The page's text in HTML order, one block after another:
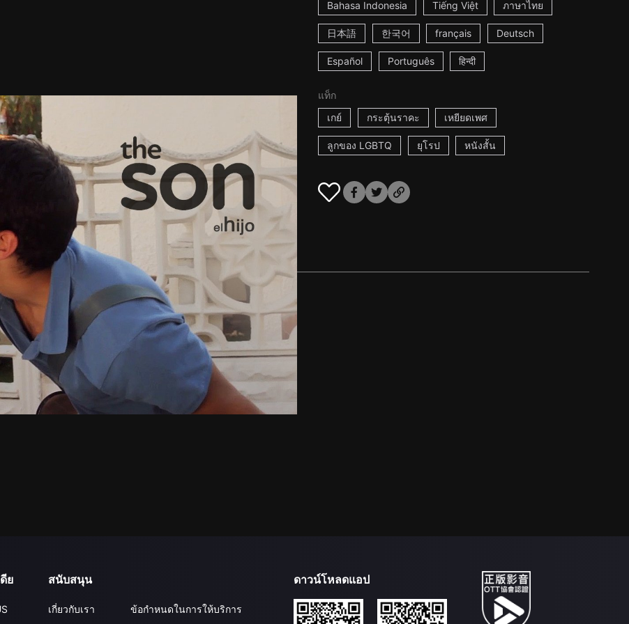
Bahasa Indonesia Tiếng Việt ภาษาไทย
日本語 한국어 français Deutsch
Español Português हिन्दी
แท็ก
เกย์
กระตุ้นราคะ เหยียดเพศ
ลูกของ LGBTQ ยุโรป หนังสั้น
ย สนับสนุน
เกี่ยวกับเรา
ข้อกำหนดในการให้บริการ
ดาวน์โหลดแอป